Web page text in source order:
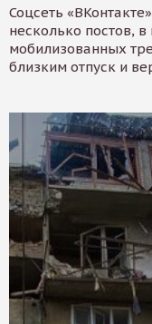
Соцсеть
несколько постов,
мобилизованных
близким отпуск и